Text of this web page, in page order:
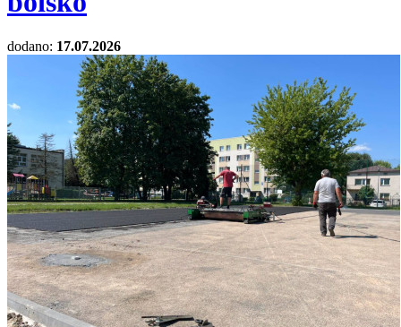
dodano: 17.07.2026